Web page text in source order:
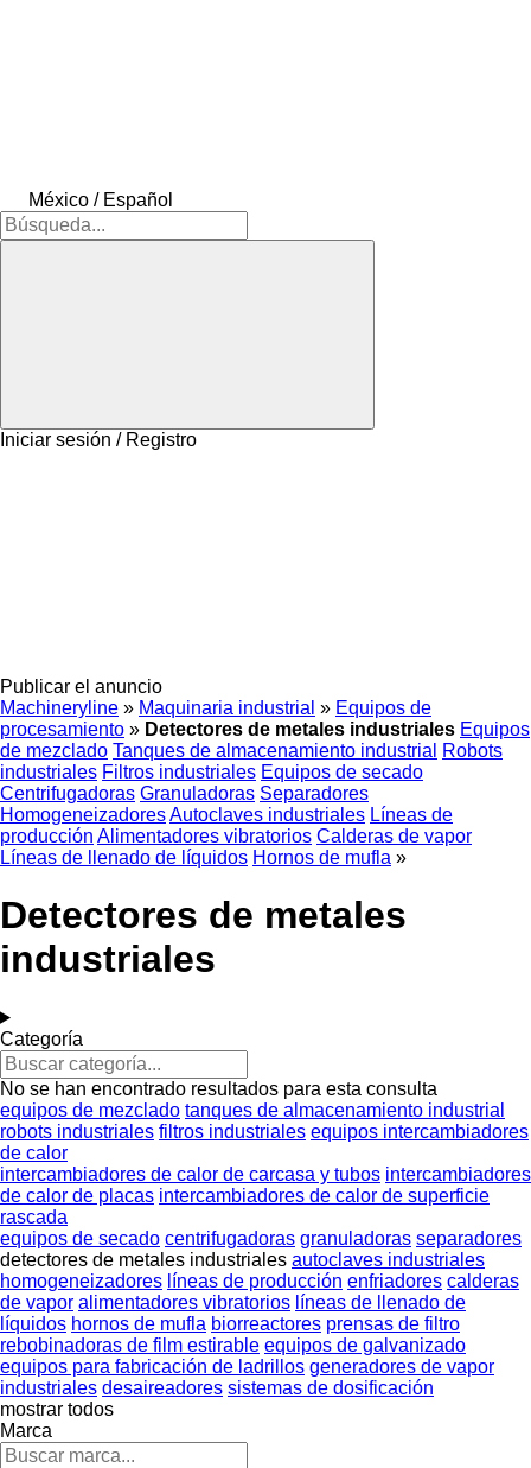
México / Español
Iniciar sesión / Registro
Publicar el anuncio
Machineryline » Maquinaria industrial » Equipos de
procesamiento » Detectores de metales industriales Equipos
de mezclado Tanques de almacenamiento industrial
Robots
industriales Filtros industriales Equipos de secado
Centrifugadoras Granuladoras Separadores
HomogeneizadoresAutoclaves industriales Líneas de
producción Alimentadores vibratorios Calderas de vapor
Líneas de llenado de líquidos Hornos de mufla »
Detectores de metales
industriales
Categoría
No se han encontrado resultados para esta consulta
equipos de mezclado tanques de almacenamiento industrial
robots industriales filtros industriales equipos intercambiadores
de calor
intercambiadores de calor de carcasa y tubos intercambiadores
de calor de placas intercambiadores de calor de superficie
rascada
equipos de secado centrifugadoras granuladoras separadores
detectores de metales industriales autoclaves industriales
homogeneizadores líneas de producción enfriadores calderas
de vapor alimentadores vibratorios líneas de llenado de
líquidos hornos de mufla biorreactores prensas de filtro
rebobinadoras de film estirable equipos de galvanizado
equipos para fabricación de ladrillos generadores de vapor
industriales desaireadores sistemas de dosificación
mostrar todos
Marca